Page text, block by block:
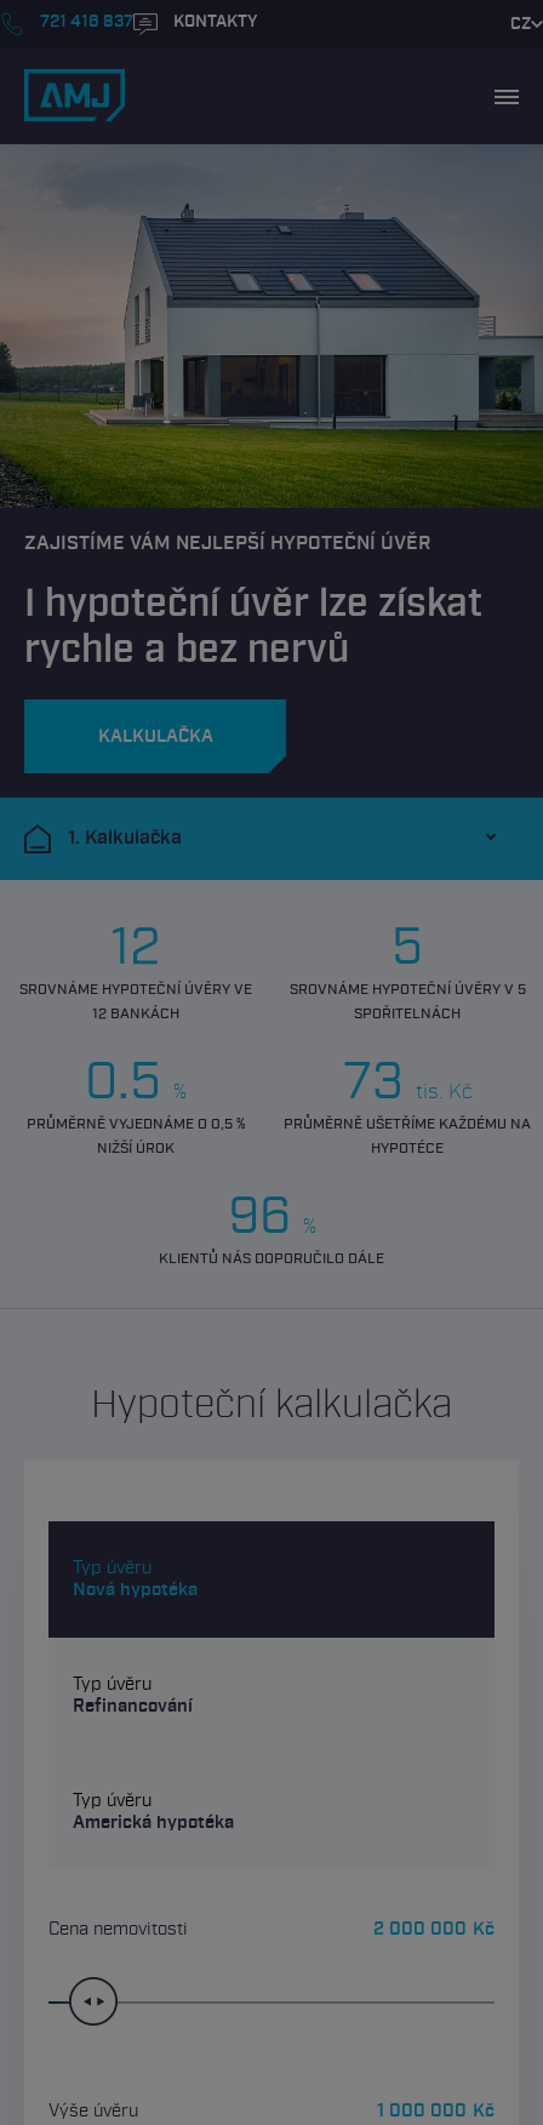
721 416 837 KONTAKTY CZ
ZAJISTÍME VÁM NEJLEPŠÍ HYPOTEČNÍ ÚVĚR
I hypoteční úvěr lze získat
rychle a bez nervů
KALKULAČKA
1. Kalkulačka
12
SROVNÁME HYPOTEČNÍ ÚVĚRY VE
12 BANKÁCH
5
SROVNÁME HYPOTEČNÍ ÚVĚRY V 5
SPOŘITELNÁCH
0.5 %
PRŮMĚRNĚ VYJEDNÁME O 0,5 %
NIŽŠÍ ÚROK
73 tis. Kč
PRŮMĚRNĚ UŠETŘÍME KAŽDÉMU NA
HYPOTÉCE
96 %
KLIENTŮ NÁS DOPORUČILO DÁLE
Hypoteční kalkulačka
Typ úvěru
Nová hypotéka
Typ úvěru
Refinancování
Typ úvěru
Americká hypotéka
Cena nemovitosti Kč
2 000 000
Výše úvěru Kč
1 000 000